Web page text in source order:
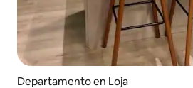
Departamento en Loja